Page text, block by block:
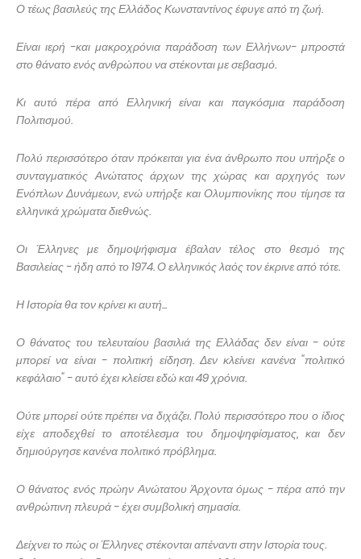
Ο τέως βασιλεύς της Ελλάδος Κωνσταντίνος έφυγε από τη ζωή.
Είναι ιερή -και μακροχρόνια παράδοση των Ελλήνων- μπροστά
στο θάνατο ενός ανθρώπου να στέκονται με σεβασμό.
Κι αυτό πέρα από Ελληνική είναι και παγκόσμια παράδοση
Πολιτισμού.
Πολύ περισσότερο όταν πρόκειται για ένα άνθρωπο που υπήρξε ο
συνταγματικός Ανώτατος άρχων της χώρας και αρχηγός των
Ενόπλων Δυνάμεων, ενώ υπήρξε και Ολυμπιονίκης που τίμησε τα
ελληνικά χρώματα διεθνώς.
Οι Έλληνες με δημοψήφισμα έβαλαν τέλος στο θεσμό της
Βασιλείας - ήδη από το 1974. Ο ελληνικός λαός τον έκρινε από τότε.
Η Ιστορία θα τον κρίνει κι αυτή...
Ο θάνατος του τελευταίου βασιλιά της Ελλάδας δεν είναι - ούτε
μπορεί να είναι - πολιτική είδηση. Δεν κλείνει κανένα "πολιτικό
κεφάλαιο" - αυτό έχει κλείσει εδώ και 49 χρόνια.
Ούτε μπορεί ούτε πρέπει να διχάζει. Πολύ περισσότερο που ο ίδιος
είχε αποδεχθεί το αποτέλεσμα του δημοψηφίσματος, και δεν
δημιούργησε κανένα πολιτικό πρόβλημα.
Ο θάνατος ενός πρώην Ανώτατου Άρχοντα όμως - πέρα από την
ανθρώπινη πλευρά - έχει συμβολική σημασία.
Δείχνει το πώς οι Έλληνες στέκονται απέναντι στην Ιστορία τους.